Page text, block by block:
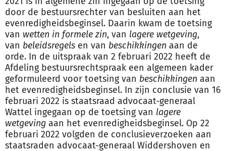
door de bestuursrechter van besluiten aan het
evenredigheidsbeginsel. Daarin kwam de toetsing
van wetten in formele zin, van lagere wetgeving,
van beleidsregels en van beschikkingen aan de
orde. In de uitspraak van 2 februari 2022 heeft de
Afdeling bestuursrechtspraak een algemeen kader
geformuleerd voor toetsing van beschikkingen aan
het evenredigheidsbeginsel. In zijn conclusie van 16
februari 2022 is staatsraad advocaat-generaal
Wattel ingegaan op de toetsing van lagere
wetgeving aan het evenredigheidsbeginsel. Op 22
februari 2022 volgden de conclusieverzoeken aan
staatsraden advocaat-generaal Widdershoven en